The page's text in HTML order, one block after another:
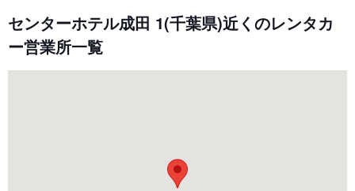
センターホテル成田 1(千葉県)近くのレンタカ
ー営業所一覧